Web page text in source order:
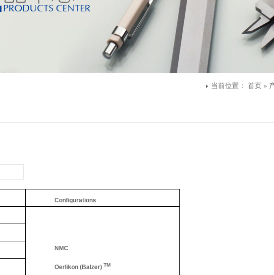
当前位置： 首页 »
Configurations
NMC
Oerlikon (Balzer) TM